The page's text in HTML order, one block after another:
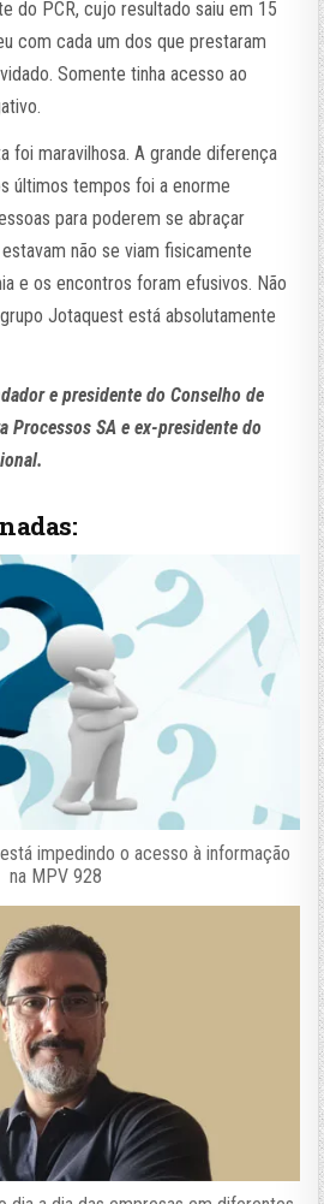
do PCR, cujo resultado saiu em 15
com cada um dos que prestaram
Somente tinha acesso ao
foi maravilhosa. A grande diferença
últimos tempos foi a enorme
para poderem se abraçar
não se viam fisicamente
e os encontros foram efusivos. Não
Jotaquest está absolutamente
e presidente do Conselho de
Processos SA e ex-presidente do
impedindo o acesso à informação
na MPV 928